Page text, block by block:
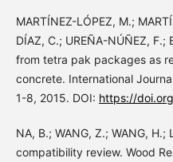
MARTÍNEZ-LÓPEZ, M.;
DÍAZ, C.; UREÑA-NÚÑEZ, F.;
from tetra pak packages as
concrete. International
1-8, 2015. DOI: https://
NA, B.; WANG, Z.; WANG,
compatibility review. Wood